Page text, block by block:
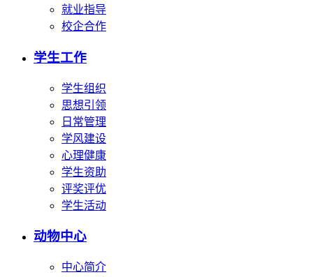
就业指导
校企合作
学生工作
学生组织
思想引领
日常管理
学风建设
心理健康
学生资助
评奖评优
学生活动
动物中心
中心简介